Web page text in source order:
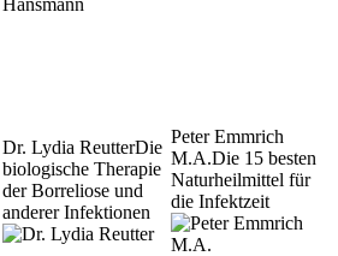
Dr. Lydia ReutterDie
biologische Therapie
der Borreliose und
anderer Infektionen
Peter Emmrich
M.A.Die 15 besten
Naturheilmittel für
die Infektzeit